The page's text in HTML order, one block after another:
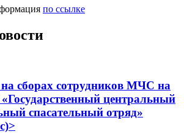
по ссылке
сборах сотрудников МЧС на
центральный
спасательный отряд»